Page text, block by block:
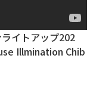
イトアップ202
Illmination Chib